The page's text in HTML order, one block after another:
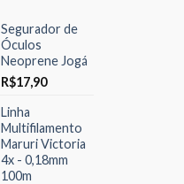
Segurador de
Óculos
Neoprene Jogá
R$17,90
Linha
Multifilamento
Maruri Victoria
4x - 0,18mm
100m